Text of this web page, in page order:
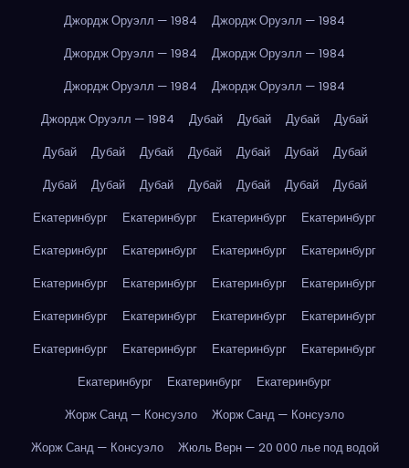
Джордж Оруэлл — 1984
Джордж Оруэлл — 1984
Джордж Оруэлл — 1984
Джордж Оруэлл — 1984
Джордж Оруэлл — 1984
Джордж Оруэлл — 1984
Джордж Оруэлл — 1984
Дубай Дубай Дубай
Дубай
Дубай
Дубай Дубай Дубай Дубай Дубай
Дубай
Дубай
Дубай Дубай Дубай Дубай Дубай
Дубай
Екатеринбург
Екатеринбург Екатеринбург
Екатеринбург
Екатеринбург
Екатеринбург Екатеринбург
Екатеринбург
Екатеринбург
Екатеринбург Екатеринбург
Екатеринбург
Екатеринбург
Екатеринбург Екатеринбург
Екатеринбург
Екатеринбург
Екатеринбург Екатеринбург
Екатеринбург
Екатеринбург
Екатеринбург
Екатеринбург
Жорж Санд — Консуэло
Жорж Санд — Консуэло
Жорж Санд — Консуэло
Жюль Верн — 20 000 лье под водой